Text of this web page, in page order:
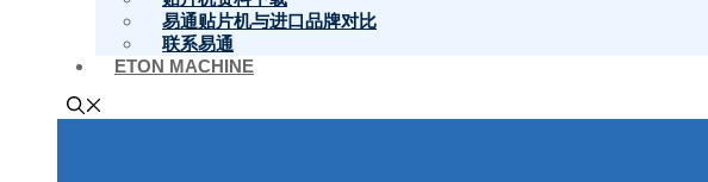
易通贴片机与进口品牌对比
联系易通
ETON MACHINE